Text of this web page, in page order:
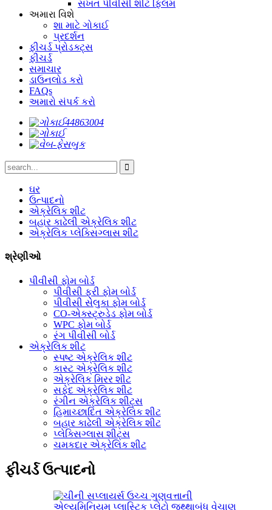
સખત પીવીસી શીટ ફ્લિમ
અમારા વિશે
શા માટે ગોકાઈ
પ્રદર્શન
ફીચર્ડ પ્રોડક્ટ્સ
ફીચર્ડ
સમાચાર
ડાઉનલોડ કરો
FAQs
અમારો સંપર્ક કરો
ઘર
ઉત્પાદનો
એક્રેલિક શીટ
બહાર કાઢેલી એક્રેલિક શીટ
એક્રેલિક પ્લેક્સિગ્લાસ શીટ
શ્રેણીઓ
પીવીસી ફોમ બોર્ડ
પીવીસી ફ્રી ફોમ બોર્ડ
પીવીસી સેલુકા ફોમ બોર્ડ
CO-એક્સ્ટ્રુડેડ ફોમ બોર્ડ
WPC ફોમ બોર્ડ
રંગ પીવીસી બોર્ડ
એક્રેલિક શીટ
સ્પષ્ટ એક્રેલિક શીટ
કાસ્ટ એક્રેલિક શીટ
એક્રેલિક મિરર શીટ
સફેદ એક્રેલિક શીટ
રંગીન એક્રેલિક શીટ્સ
હિમાચ્છાદિત એક્રેલિક શીટ
બહાર કાઢેલી એક્રેલિક શીટ
પ્લેક્સિગ્લાસ શીટ્સ
ચમકદાર એક્રેલિક શીટ
ફીચર્ડ ઉત્પાદનો